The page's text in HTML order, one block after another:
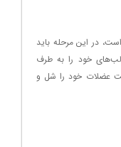
در این مرحله باید
لب‌های خود را به طرف
عضلات خود را شل و